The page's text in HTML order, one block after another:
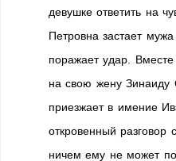
девушке ответить на
Петровна застает
поражает удар.
на свою жену Зинаиду
приезжает в имение
откровенный разговор
ничем ему не может